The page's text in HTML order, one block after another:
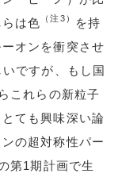
は色
（注3）
を持
オンを衝突させ
ですが、もし国
これらの新粒子
ても興味深い論
の超対称性パー
第1期計画で生